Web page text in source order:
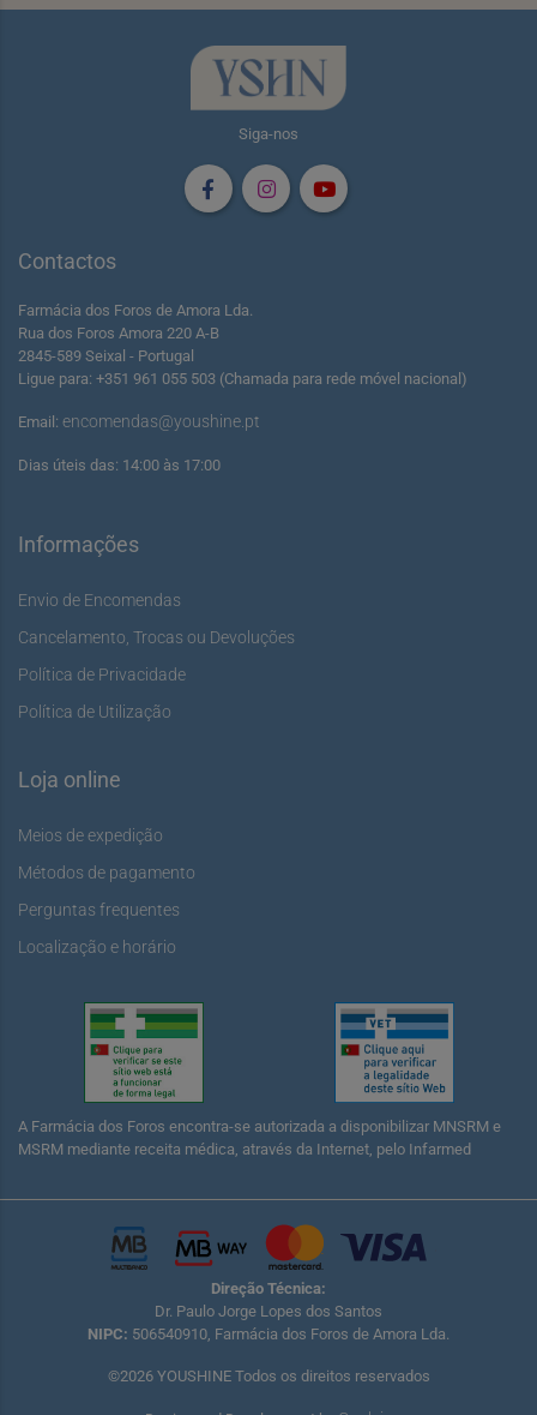
Siga-nos
Contactos
Farmácia dos Foros de Amora Lda.
Rua dos Foros Amora 220 A-B
2845-589 Seixal - Portugal
Ligue para: +351 961 055 503 (Chamada para rede móvel nacional)
Email: encomendas@youshine.pt
Dias úteis das: 14:00 às 17:00
Informações
Envio de Encomendas
Cancelamento, Trocas ou Devoluções
Política de Privacidade
Política de Utilização
Loja online
Meios de expedição
Métodos de pagamento
Perguntas frequentes
Localização e horário
A Farmácia dos Foros encontra-se autorizada a disponibilizar MNSRM e
MSRM mediante receita médica, através da Internet, pelo Infarmed
Direção Técnica:
Dr. Paulo Jorge Lopes dos Santos
NIPC: 506540910, Farmácia dos Foros de Amora Lda.
©2026 YOUSHINE Todos os direitos reservados